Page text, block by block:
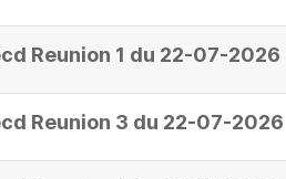
Reunion 1 du 22-07-2026
Reunion 3 du 22-07-2026